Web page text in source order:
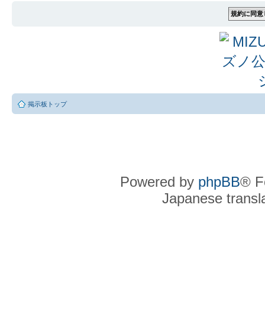
掲示板トップ
Powered by phpBB®
Japanese